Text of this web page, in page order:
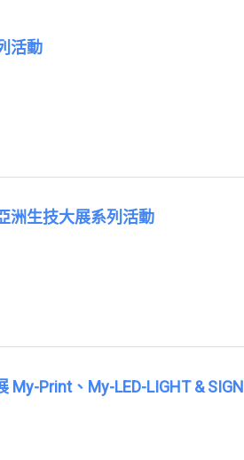
活動
洲生技大展系列活動
Print、My-LED-LIGHT & SIGN